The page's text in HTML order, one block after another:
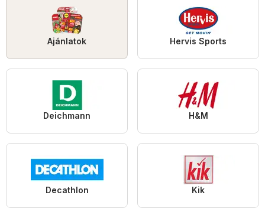
Ajánlatok Hervis Sports
Deichmann H&M
Decathlon Kik